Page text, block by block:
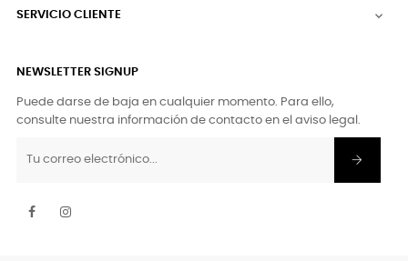
SERVICIO CLIENTE 
NEWSLETTER SIGNUP
Puede darse de baja en cualquier momento. Para ello,
consulte nuestra información de contacto en el aviso legal.
Facebook